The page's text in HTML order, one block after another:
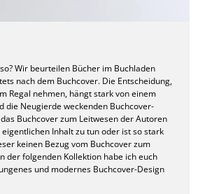
Wir beurteilen Bücher im Buchladen
nach dem Buchcover. Die Entscheidung,
Regal nehmen, hängt stark von einem
die Neugierde weckenden Buchcover-
Buchcover zum Leitwesen der Autoren
Inhalt zu tun oder ist so stark
keinen Bezug vom Buchcover zum
der folgenden Kollektion habe ich euch
und modernes Buchcover-Design